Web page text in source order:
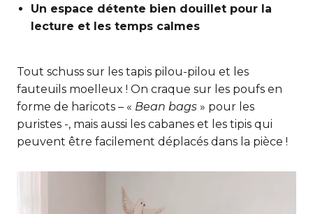
Un espace détente bien douillet pour la
lecture et les temps calmes
Tout schuss sur les tapis pilou-pilou et les
fauteuils moelleux ! On craque sur les poufs en
forme de haricots – « Bean bags » pour les
puristes -, mais aussi les cabanes et les tipis qui
peuvent être facilement déplacés dans la pièce !